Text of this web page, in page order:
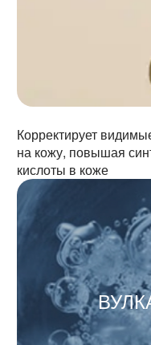
Корректирует
на кожу, повышая
кислоты в коже